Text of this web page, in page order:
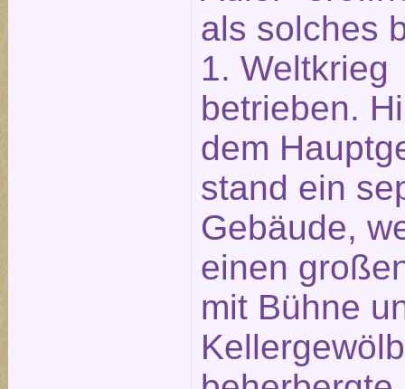
als solches
1. Weltkrieg
betrieben.
dem
stand ein
Gebäude,
einen
mit Bühne